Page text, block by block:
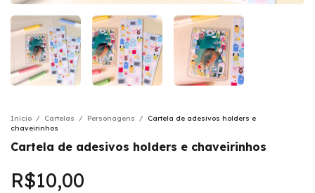
Início / Cartelas / Personagens /
Cartela de adesivos holders e
chaveirinhos
Cartela de adesivos holders e chaveirinhos
R$10,00